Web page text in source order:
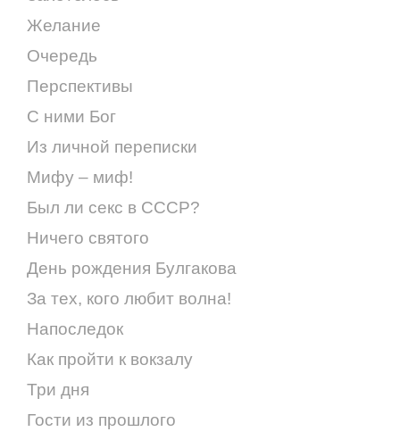
Желание
Очередь
Перспективы
С ними Бог
Из личной переписки
Мифу – миф!
Был ли секс в СССР?
Ничего святого
День рождения Булгакова
За тех, кого любит волна!
Напоследок
Как пройти к вокзалу
Три дня
Гости из прошлого